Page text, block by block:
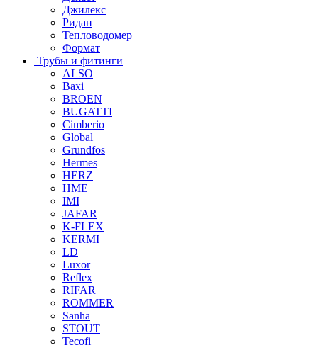
Джилекс
Ридан
Тепловодомер
Формат
Трубы и фитинги
ALSO
Baxi
BROEN
BUGATTI
Cimberio
Global
Grundfos
Hermes
HERZ
HME
IMI
JAFAR
K-FLEX
KERMI
LD
Luxor
Reflex
RIFAR
ROMMER
Sanha
STOUT
Tecofi